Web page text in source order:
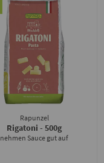
Rapunzel
Rigatoni- 500g
nehmen Sauce gut auf